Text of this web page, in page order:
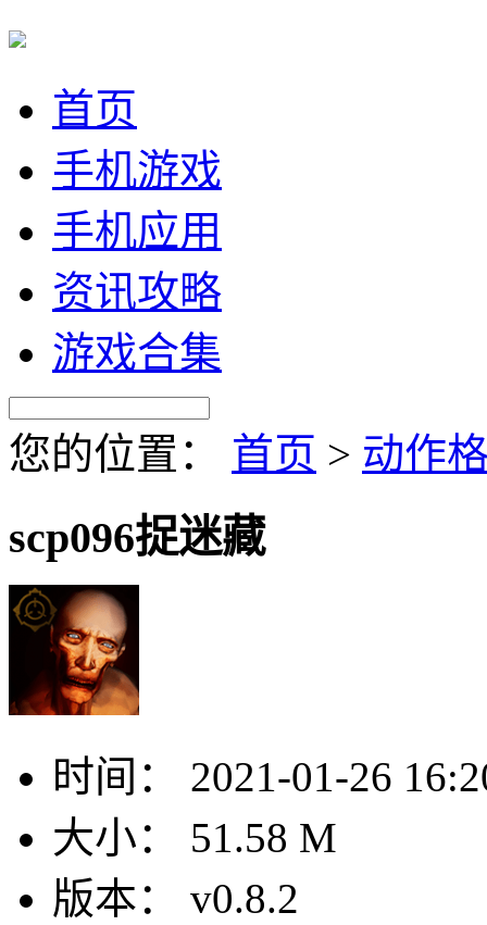
首页
手机游戏
手机应用
资讯攻略
游戏合集
您的位置： 首页 > 动作
scp096捉迷藏
时间：
2021-01-26
大小：
51.58 M
版本：
v0.8.2